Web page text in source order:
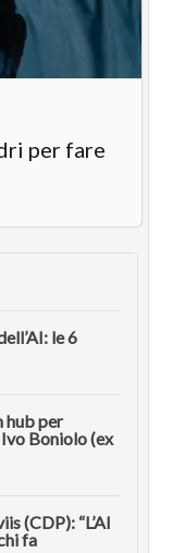
per fare
le 6
hub per
Boniolo (ex
(CDP): “L’AI
fa